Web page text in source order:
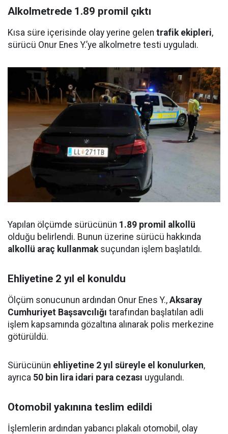
Alkolmetrede 1.89 promil çıktı
Kısa süre içerisinde olay yerine gelen trafik ekipleri,
sürücü Onur Enes Y.’ye alkolmetre testi uyguladı.
Yapılan ölçümde sürücünün 1.89 promil alkollü
olduğu belirlendi. Bunun üzerine sürücü hakkında
alkollü araç kullanmaksuçundan işlem başlatıldı.
Ehliyetine 2 yıl el konuldu
Ölçüm sonucunun ardından Onur Enes Y., Aksaray
Cumhuriyet Başsavcılığı tarafından başlatılan adli
işlem kapsamında gözaltına alınarak polis merkezine
götürüldü.
Sürücünün ehliyetine 2 yıl süreyle el konulurken,
ayrıca 50 bin lira idari para cezası uygulandı.
Otomobil yakınına teslim edildi
İşlemlerin ardından yabancı plakalı otomobil, olay